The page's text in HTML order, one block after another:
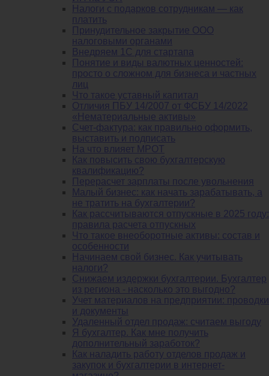
Налоги с подарков сотрудникам — как
платить
Принудительное закрытие ООО
налоговыми органами
Внедряем 1С для стартапа
Понятие и виды валютных ценностей:
просто о сложном для бизнеса и частных
лиц
Что такое уставный капитал
Отличия ПБУ 14/2007 от ФСБУ 14/2022
«Нематериальные активы»
Счет-фактура: как правильно оформить,
выставить и подписать
На что влияет МРОТ
Как повысить свою бухгалтерскую
квалификацию?
Перерасчет зарплаты после увольнения
Малый бизнес: как начать зарабатывать, а
не тратить на бухгалтерии?
Как рассчитываются отпускные в 2025 году:
правила расчета отпускных
Что такое внеоборотные активы: состав и
особенности
Начинаем свой бизнес. Как учитывать
налоги?
Снижаем издержки бухгалтерии. Бухгалтер
из региона - насколько это выгодно?
Учет материалов на предприятии: проводки
и документы
Удаленный отдел продаж: считаем выгоду
Я бухгалтер. Как мне получить
дополнительный заработок?
Как наладить работу отделов продаж и
закупок и бухгалтерии в интернет-